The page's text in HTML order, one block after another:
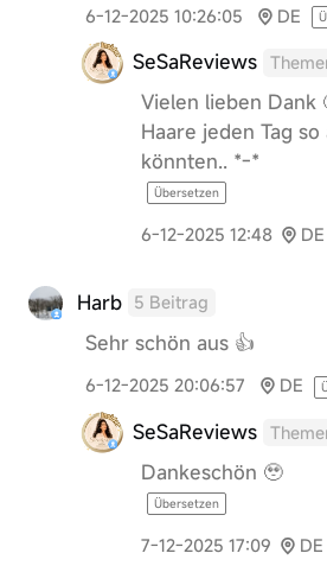
6-12-2025 10:26:05 DE
SeSaReviews
Vielen lieben Dank
Haare jeden Tag so
könnten.. *-*
Übersetzen
6-12-2025 12:48 DE
Harb 5 Beitrag
Sehr schön aus 👍
6-12-2025 20:06:57 DE
SeSaReviews
Dankeschön 🥹
Übersetzen
7-12-2025 17:09 DE